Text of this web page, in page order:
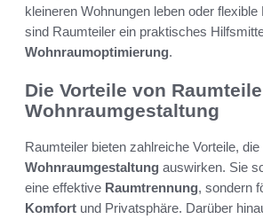
kleineren Wohnungen leben oder
sind Raumteiler ein praktisches
Wohnraumoptimierung.
Die Vorteile von
Wohnraumgestaltung
Raumteiler bieten zahlreiche Vorteile,
Wohnraumgestaltung auswirken. Sie
eine effektive Raumtrennung, sondern
Komfort und Privatsphäre. Darüber